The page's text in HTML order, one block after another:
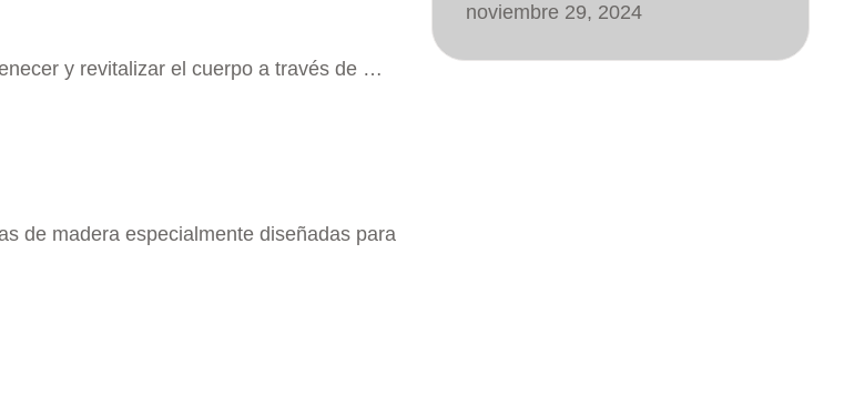
y revitalizar el cuerpo a través de …
de madera especialmente diseñadas para
noviembre 29, 2024